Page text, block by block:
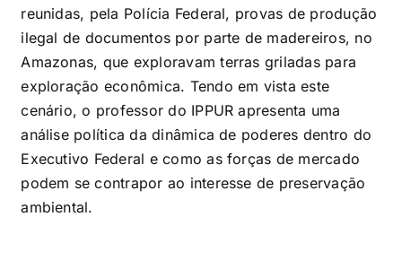
reunidas, pela Polícia Federal, provas de produção
ilegal de documentos por parte de madereiros, no
Amazonas, que exploravam terras griladas para
exploração econômica. Tendo em vista este
cenário, o professor do IPPUR apresenta uma
análise política da dinâmica de poderes dentro do
Executivo Federal e como as forças de mercado
podem se contrapor ao interesse de preservação
ambiental.